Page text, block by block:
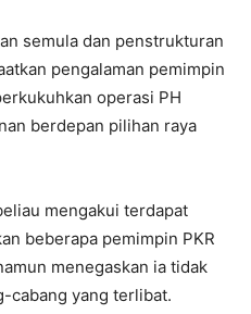
semula dan penstrukturan
pengalaman pemimpin
operasi PH
berdepan pilihan raya
mengakui terdapat
beberapa pemimpin PKR
menegaskan ia tidak
cabang yang terlibat.